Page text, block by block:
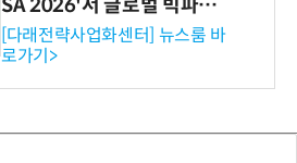
SA 2026'서 글로벌 빅파마
와의 비즈니스 미팅 지원…K
-바이오 해외 진출 교두보 확
보
[다래전략사업화센터] 뉴스룸 바
로가기>